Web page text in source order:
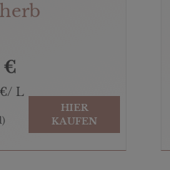
€
L
HIER
KAUFEN